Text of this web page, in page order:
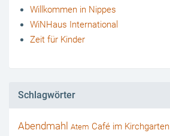
Willkommen in Nippes
WiNHaus International
Zeit für Kinder
Schlagwörter
Abendmahl Atem Café im Kirchgarten